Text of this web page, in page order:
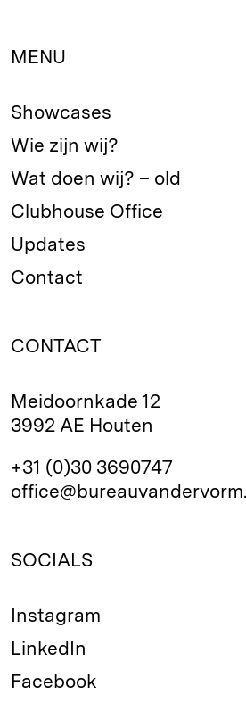
MENU
Showcases
Wie zijn wij?
Wat doen wij? – old
Clubhouse Office
Updates
Contact
CONTACT
Meidoornkade 12
3992 AE Houten
+31 (0)30 3690747
SOCIALS
Instagram
LinkedIn
Facebook